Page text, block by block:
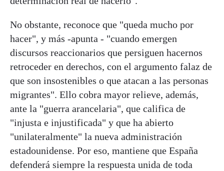
No obstante, reconoce que "queda mucho por
hacer", y más -apunta - "cuando emergen
discursos reaccionarios que persiguen hacernos
retroceder en derechos, con el argumento falaz de
que son insostenibles o que atacan a las personas
migrantes". Ello cobra mayor relieve, además,
ante la "guerra arancelaria", que califica de
"injusta e injustificada" y que ha abierto
"unilateralmente" la nueva administración
estadounidense. Por eso, mantiene que España
defenderá siempre la respuesta unida de toda